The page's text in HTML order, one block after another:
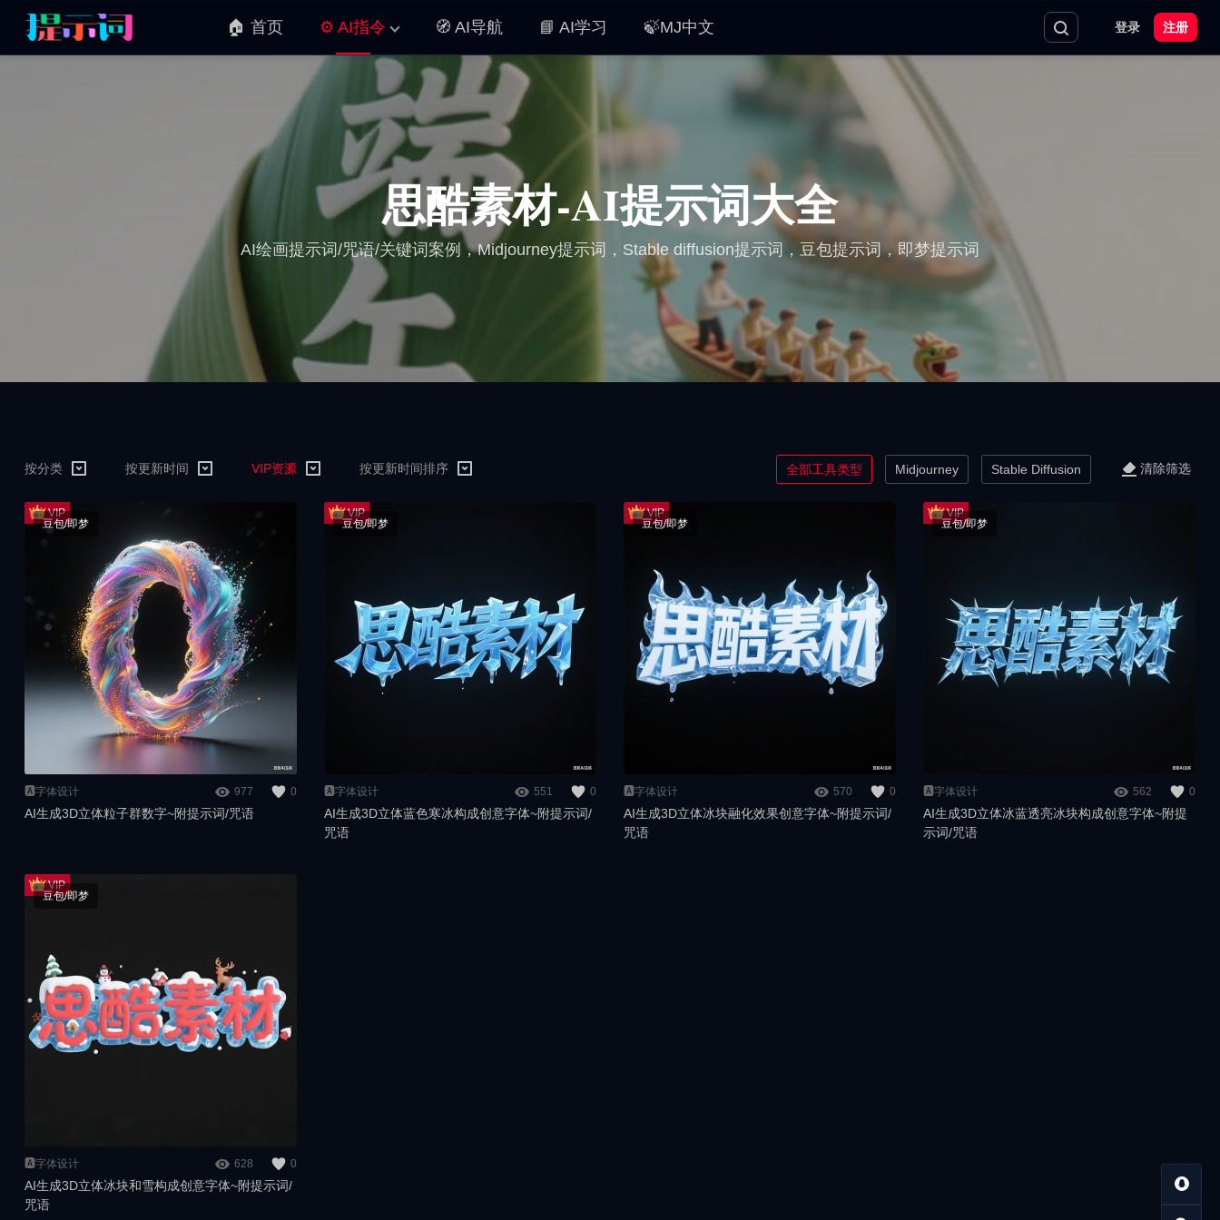
🏠 首页 ⚙️ AI指令 🧭 AI导航 📘 AI学习 🍃MJ中文 登录 注册
思酷素材-AI提示词大全
AI绘画提示词/咒语/关键词案例，Midjourney提示词，Stable diffusion提示词，豆包提示词，即梦提示词
按分类 按更新时间 VIP资源 按更新时间排序 全部工具类型 Midjourney Stable Diffusion 清除筛选
🅰️字体设计 977 0
AI生成3D立体粒子群数字~附提示词/咒语
豆包/即梦
🅰️字体设计 551 0
AI生成3D立体蓝色寒冰构成创意字体~附提示词/
咒语
豆包/即梦
🅰️字体设计 570 0
AI生成3D立体冰块融化效果创意字体~附提示词/
咒语
豆包/即梦
🅰️字体设计 562 0
AI生成3D立体冰蓝透亮冰块构成创意字体~附提
示词/咒语
豆包/即梦
🅰️字体设计 628 0
AI生成3D立体冰块和雪构成创意字体~附提示词/
咒语
豆包/即梦